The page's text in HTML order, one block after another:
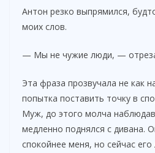
Антон резко выпрямился,
моих слов.
— Мы не чужие люди, —
Эта фраза прозвучала не как
попытка поставить точку в
Муж, до этого молча
медленно поднялся с дивана.
спокойнее меня, но сейчас